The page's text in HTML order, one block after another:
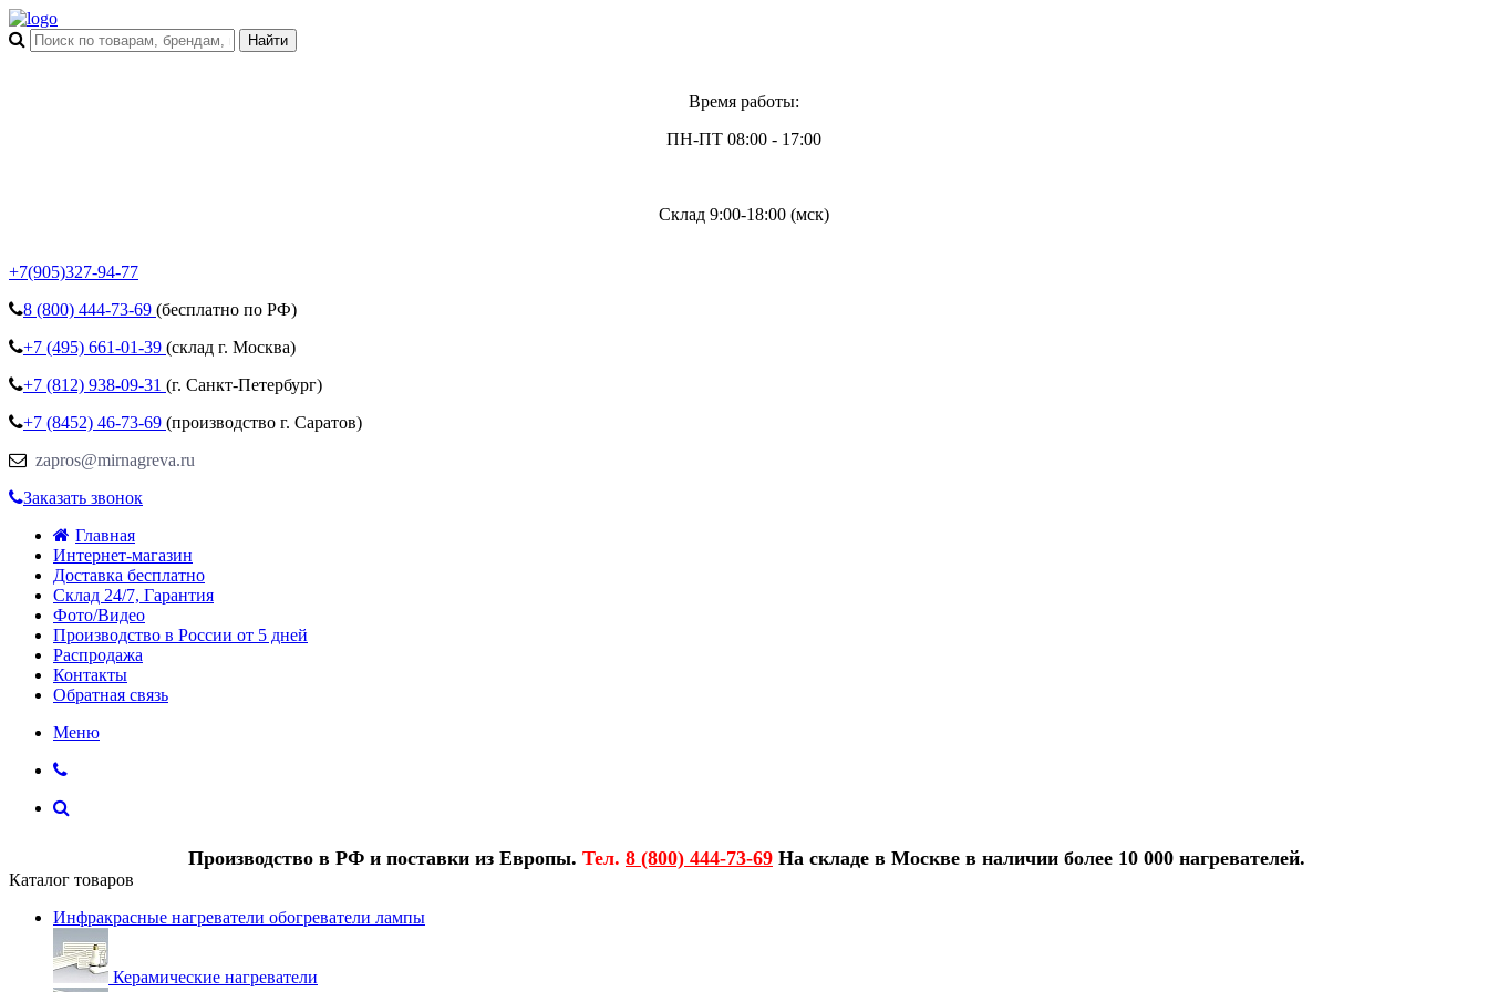
Время работы:
ПН-ПТ 08:00 - 17:00
Склад 9:00-18:00 (мск)
+7(905)327-94-77
8 (800) 444-73-69 (бесплатно по РФ)
+7 (495) 661-01-39 (склад г. Москва)
+7 (812) 938-09-31 (г. Санкт-Петербург)
+7 (8452) 46-73-69 (производство г. Саратов)
zapros@mirnagreva.ru
Заказать звонок
Главная
Интернет-магазин
Доставка бесплатно
Склад 24/7, Гарантия
Фото/Видео
Производство в России от 5 дней
Распродажа
Контакты
Обратная связь
Меню
Производство в РФ и поставки из Европы. Тел. 8 (800) 444-73-69 На складе в Москве в наличии более 10 000 нагревателей.
Каталог товаров
Инфракрасные нагреватели обогреватели лампы
Керамические нагреватели